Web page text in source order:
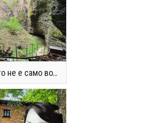
Деветашкото плато не е само водопади и пещери - последвайте ме!